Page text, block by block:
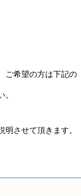
ご希望の方は下記の
。
させて頂きます。